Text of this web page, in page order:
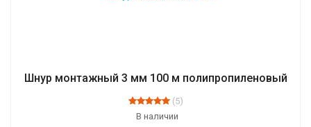
Шнур монтажный 3 мм 100 м полипропиленовый
(5)
В наличии